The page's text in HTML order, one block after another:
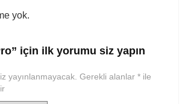
yok.
için ilk yorumu siz yapın
yayınlanmayacak. Gerekli alanlar * ile